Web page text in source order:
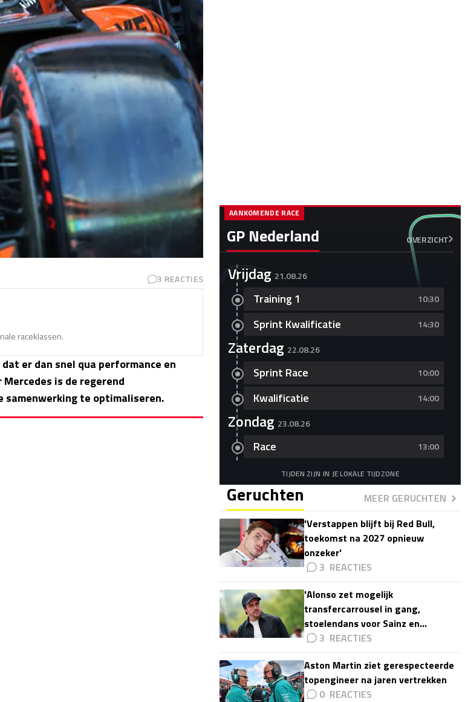
3 REACTIES
raceklassen.
er dan snel qua performance en
is de regerend
samenwerking te optimaliseren.
GP Nederland OVERZICHT
AANKOMENDE RACE
Vrijdag 21.08.26
Training 1 10:30
Sprint Kwalificatie 14:30
Zaterdag 22.08.26
Sprint Race 10:00
Kwalificatie 14:00
Zondag 23.08.26
Race 13:00
TIJDEN ZIJN IN JE LOKALE TIJDZONE
Geruchten
MEER GERUCHTEN
'Verstappen blijft bij Red Bull,
toekomst na 2027 opnieuw
onzeker'
3
'Alonso zet mogelijk
transfercarrousel in gang,
stoelendans voor Sainz en
Colapinto'
3
Aston Martin ziet gerespecteerde
topengineer na jaren vertrekken
0